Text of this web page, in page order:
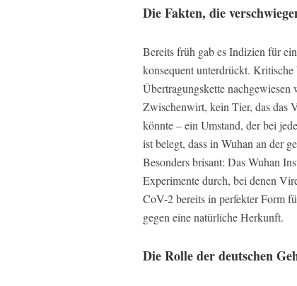
Die Fakten, die
Bereits früh gab es Indizien für
konsequent unterdrückt.
Übertragungskette
Zwischenwirt, kein Tier, das das
könnte – ein Umstand, der bei
ist belegt, dass in Wuhan an der
Besonders brisant: Das Wuhan
Experimente durch, bei denen
CoV-2 bereits in perfekter Form
gegen eine natürliche Herkunft.
Die Rolle der deutschen